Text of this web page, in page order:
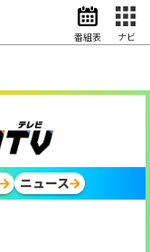
ニュース
番組表 ナビ
ニュース